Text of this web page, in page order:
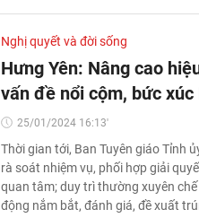
Nghị quyết và đời sống
Hưng Yên: Nâng cao
vấn đề nổi cộm, bức
25/01/2024 16:13'
Thời gian tới, Ban Tuyên giáo Tỉnh
rà soát nhiệm vụ, phối hợp giải
quan tâm; duy trì thường xuyên
động nắm bắt, đánh giá, đề xuất